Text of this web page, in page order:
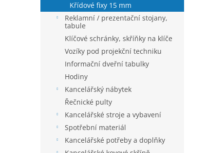
Křídové fixy 15 mm
Reklamní / prezentační stojany,
tabule
Klíčové schránky, skříňky na klíče
Vozíky pod projekční techniku
Informační dveřní tabulky
Hodiny
Kancelářský nábytek
Řečnické pulty
Kancelářské stroje a vybavení
Spotřební materiál
Kancelářské potřeby a doplňky